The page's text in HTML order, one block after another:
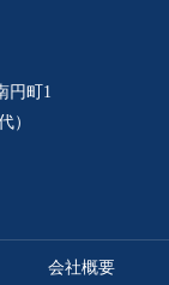
円町1
）
会社概要